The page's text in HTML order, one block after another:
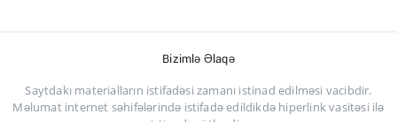
Bizimlə Əlaqə
Saytdakı materialların istifadəsi zamanı istinad edilməsi vacibdir.
Məlumat internet səhifələrində istifadə edildikdə hiperlink vasitəsi ilə